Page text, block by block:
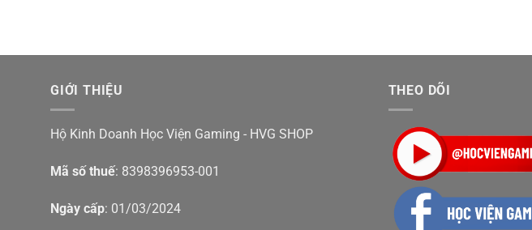
GIỚI THIỆU
Hộ Kinh Doanh Học Viện Gaming - HVG SHOP
Mã số thuế: 8398396953-001
Ngày cấp: 01/03/2024
THEO DÕI